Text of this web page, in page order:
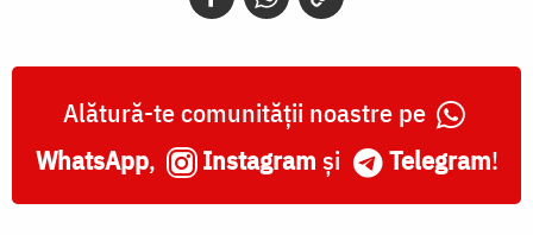
Alătură-te comunității noastre pe
WhatsApp, Instagram și Telegram!